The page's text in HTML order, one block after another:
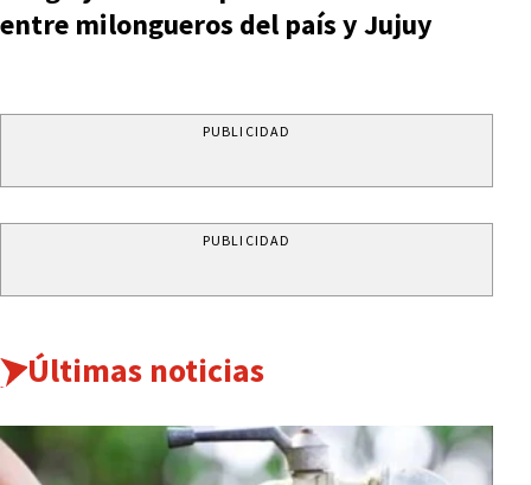
entre milongueros del país y Jujuy
PUBLICIDAD
PUBLICIDAD
Últimas noticias